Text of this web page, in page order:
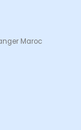
Maroc